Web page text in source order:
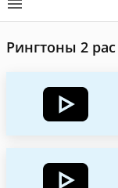
Рингтоны 2 рас